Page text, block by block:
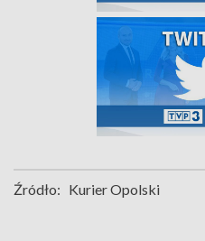
Źródło: Kurier Opolski